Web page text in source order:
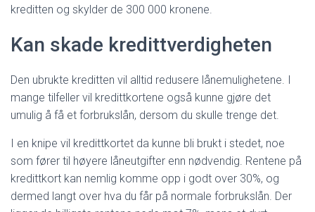
kreditten og skylder de 300 000 kronene.
Kan skade kredittverdigheten
Den ubrukte kreditten vil alltid redusere lånemulighetene. I
mange tilfeller vil kredittkortene også kunne gjøre det
umulig å få et forbrukslån, dersom du skulle trenge det.
I en knipe vil kredittkortet da kunne bli brukt i stedet, noe
som fører til høyere låneutgifter enn nødvendig. Rentene på
kredittkort kan nemlig komme opp i godt over 30%, og
dermed langt over hva du får på normale forbrukslån. Der